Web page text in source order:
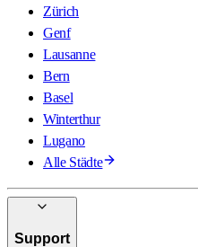
Zürich
Genf
Lausanne
Bern
Basel
Winterthur
Lugano
Alle Städte
Support